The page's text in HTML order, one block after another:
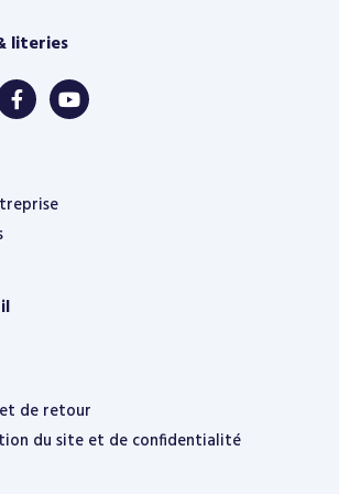
literies
de retour
du site et de confidentialité